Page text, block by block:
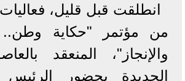
انطلقت قبل قليل، فعاليات
من مؤتمر "حكاية وطن..
والإنجاز"، المنعقد
الجديدة بحضور الرئيس